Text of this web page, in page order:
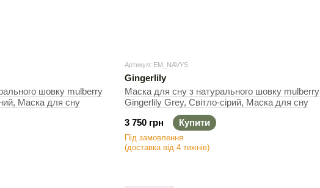
шовку mulberry
Маска для сну
Артикул: EM_NAVYS
Gingerlily
Маска для сну з натурального шовку mulberry
Gingerlily Grey, Світло-сірий, Маска для сну
3 750 грн
Купити
Під замовлення
(доставка від 4 тижнів)